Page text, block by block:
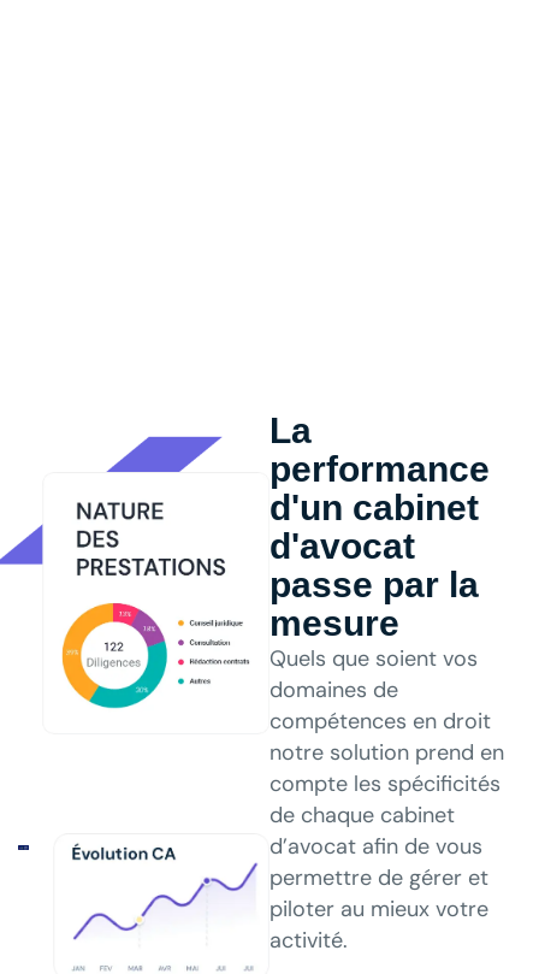
La
performance
d'un cabinet
d'avocat
passe par la
mesure
Quels que soient vos
domaines de
compétences en droit
notre solution prend en
compte les spécificités
de chaque cabinet
d’avocat afin de vous
permettre de gérer et
piloter au mieux votre
activité.